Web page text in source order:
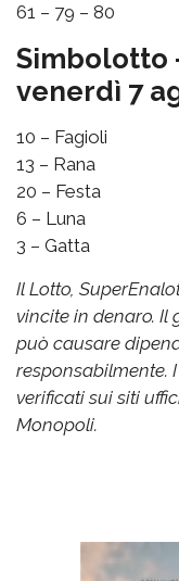
61 – 79 – 80
Simbolotto
venerdì 7
10 – Fagioli
13 – Rana
20 – Festa
6 – Luna
3 – Gatta
Il Lotto,
vincite in denaro. Il
può causare
responsabilmente.
verificati sui siti
Monopoli.